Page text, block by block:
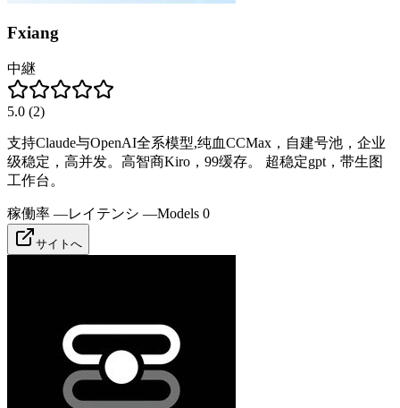
Fxiang
中継
5.0 (2)
支持Claude与OpenAI全系模型,纯血CCMax，自建号池，企业
级稳定，高并发。高智商Kiro，99缓存。 超稳定gpt，带生图
工作台。
稼働率 —レイテンシ —Models 0
サイトへ